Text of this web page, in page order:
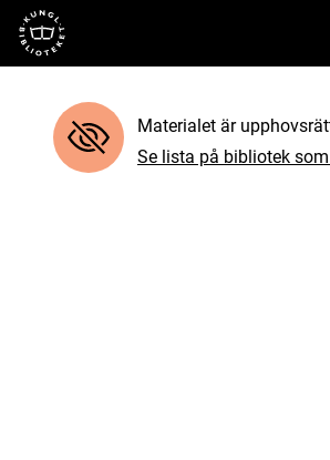
Till startsidan
Materialet är
Se lista på bibliotek